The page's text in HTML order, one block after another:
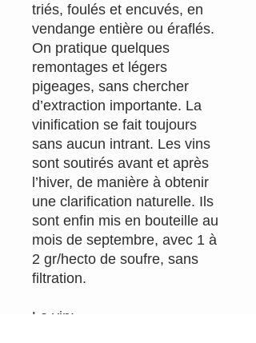
triés, foulés et encuvés, en
vendange entière ou éraflés.
On pratique quelques
remontages et légers
pigeages, sans chercher
d’extraction importante. La
vinification se fait toujours
sans aucun intrant. Les vins
sont soutirés avant et après
l’hiver, de manière à obtenir
une clarification naturelle. Ils
sont enfin mis en bouteille au
mois de septembre, avec 1 à
2 gr/hecto de soufre, sans
filtration.
Le vin: